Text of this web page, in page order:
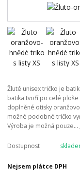
Žluté unisex tričko je
batika tvoří po celé
doplněné otisky
možné podobné tričko
Výroba je možná pouze...
Dostupnost
Nejsem plátce DPH